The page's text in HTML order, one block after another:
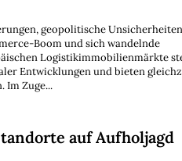
geopolitische
Boom und sich wandelnde
Logistikimmobilienmärkte
Entwicklungen und bieten
Im Zuge...
auf Aufholjagd